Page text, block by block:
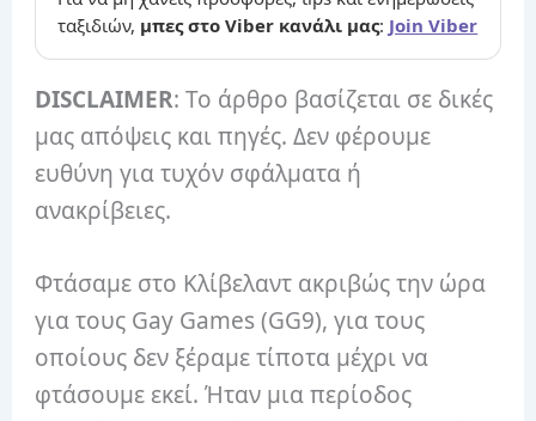
ταξιδιών, μπες στο Viber κανάλι μας: Join Viber
DISCLAIMER: Το άρθρο βασίζεται σε δικές
μας απόψεις και πηγές. Δεν φέρουμε
ευθύνη για τυχόν σφάλματα ή
ανακρίβειες.
Φτάσαμε στο Κλίβελαντ ακριβώς την ώρα
για τους Gay Games (GG9), για τους
οποίους δεν ξέραμε τίποτα μέχρι να
φτάσουμε εκεί. Ήταν μια περίοδος